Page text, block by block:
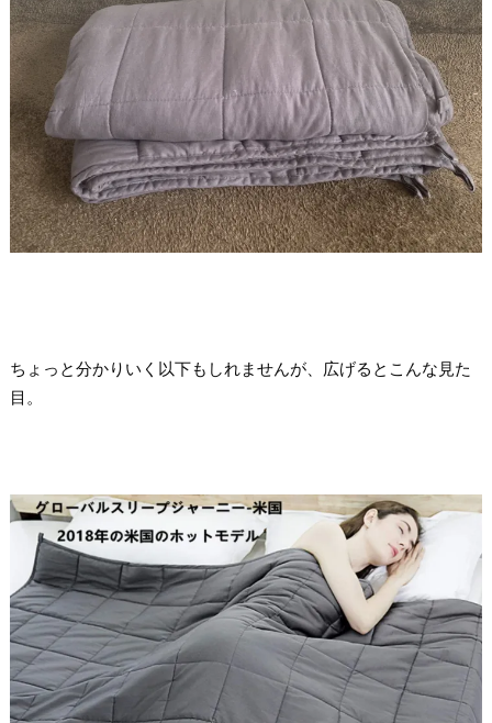
ちょっと分かりいく以下もしれませんが、広げるとこんな見た
目。